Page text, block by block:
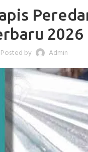
2026
Posted by Admin